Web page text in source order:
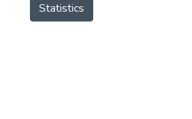
Statistics